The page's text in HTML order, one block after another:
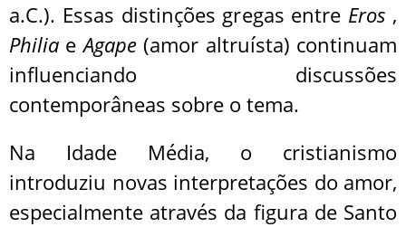
a.C.). Essas distinções gregas entre Eros ,
Philia eAgape(amor altruísta) continuam
influenciando discussões
contemporâneas sobre o tema.
Na Idade Média, o cristianismo
introduziu novas interpretações do amor,
especialmente através da figura de Santo